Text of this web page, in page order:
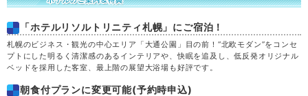
「ホテルリソルトリニティ札幌」にご宿泊！
札幌のビジネス・観光の中心エリア「大通公園」目の前！“北欧モダン”をコンセ
プトにした明るく清潔感のあるインテリアや、快眠を追及し、低反発オリジナル
ベッドを採用した客室、最上階の展望大浴場も好評です。
朝食付プランに変更可能(予約時申込)